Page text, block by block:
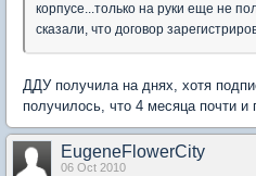
корпусе...только на руки еще не
сказали, что договор
ДДУ получила на днях, хотя
получилось, что 4 месяца почти
EugeneFlowerCity
06 Oct 2010